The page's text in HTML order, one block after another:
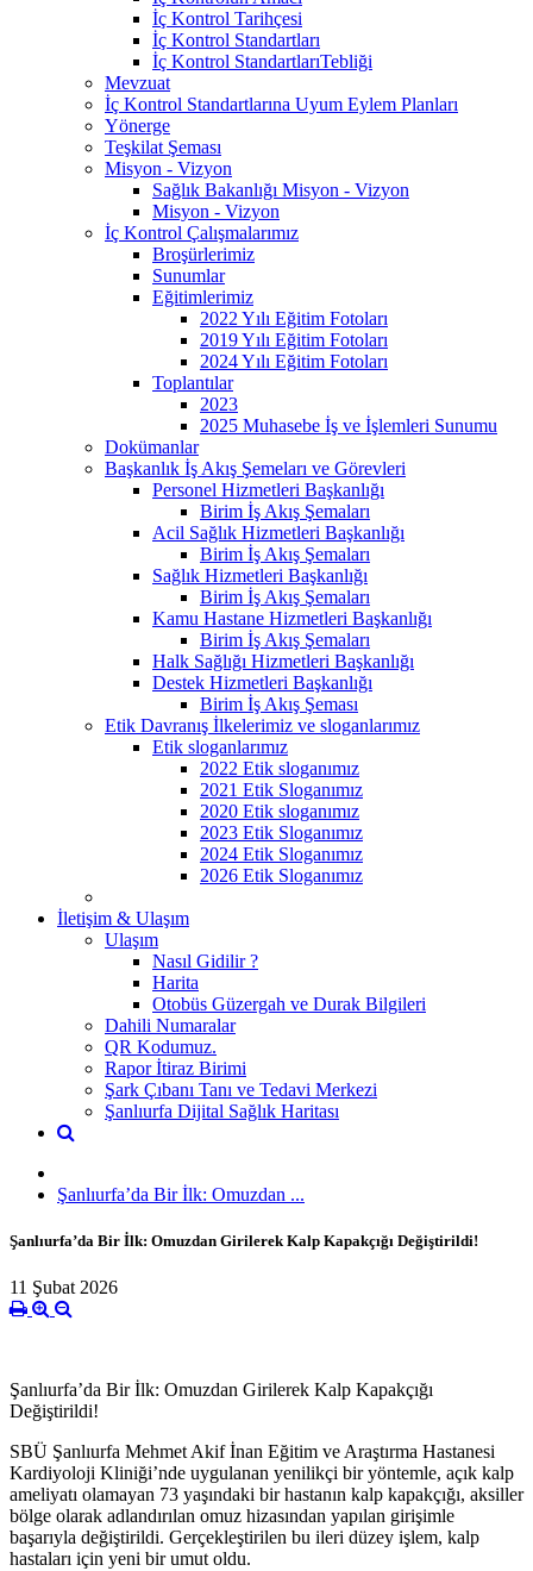
İç Kontrol Tarihçesi
İç Kontrol Standartları
İç Kontrol StandartlarıTebliği
Mevzuat
İç Kontrol Standartlarına Uyum Eylem Planları
Yönerge
Teşkilat Şeması
Misyon - Vizyon
Sağlık Bakanlığı Misyon - Vizyon
Misyon - Vizyon
İç Kontrol Çalışmalarımız
Broşürlerimiz
Sunumlar
Eğitimlerimiz
2022 Yılı Eğitim Fotoları
2019 Yılı Eğitim Fotoları
2024 Yılı Eğitim Fotoları
Toplantılar
2023
2025 Muhasebe İş ve İşlemleri Sunumu
Dokümanlar
Başkanlık İş Akış Şemeları ve Görevleri
Personel Hizmetleri Başkanlığı
Birim İş Akış Şemaları
Acil Sağlık Hizmetleri Başkanlığı
Birim İş Akış Şemaları
Sağlık Hizmetleri Başkanlığı
Birim İş Akış Şemaları
Kamu Hastane Hizmetleri Başkanlığı
Birim İş Akış Şemaları
Halk Sağlığı Hizmetleri Başkanlığı
Destek Hizmetleri Başkanlığı
Birim İş Akış Şeması
Etik Davranış İlkelerimiz ve sloganlarımız
Etik sloganlarımız
2022 Etik sloganımız
2021 Etik Sloganımız
2020 Etik sloganımız
2023 Etik Sloganımız
2024 Etik Sloganımız
2026 Etik Sloganımız
İletişim & Ulaşım
Ulaşım
Nasıl Gidilir ?
Harita
Otobüs Güzergah ve Durak Bilgileri
Dahili Numaralar
QR Kodumuz.
Rapor İtiraz Birimi
Şark Çıbanı Tanı ve Tedavi Merkezi
Şanlıurfa Dijital Sağlık Haritası
Şanlıurfa’da Bir İlk: Omuzdan ...
Şanlıurfa’da Bir İlk: Omuzdan Girilerek Kalp Kapakçığı Değiştirildi!
11 Şubat 2026
Şanlıurfa’da Bir İlk: Omuzdan Girilerek Kalp Kapakçığı
Değiştirildi!
SBÜ Şanlıurfa Mehmet Akif İnan Eğitim ve Araştırma Hastanesi
Kardiyoloji Kliniği’nde uygulanan yenilikçi bir yöntemle, açık kalp
ameliyatı olamayan 73 yaşındaki bir hastanın kalp kapakçığı, aksiller
bölge olarak adlandırılan omuz hizasından yapılan girişimle
başarıyla değiştirildi. Gerçekleştirilen bu ileri düzey işlem, kalp
hastaları için yeni bir umut oldu.